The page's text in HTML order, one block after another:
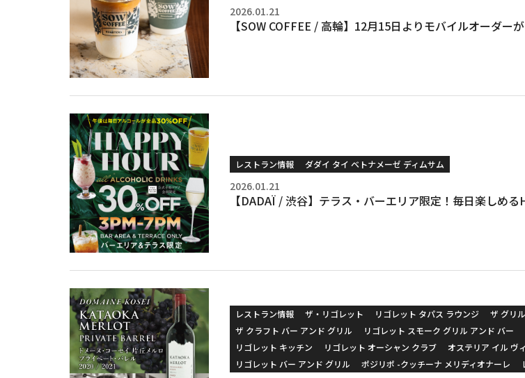
2026.01.21
【SOW COFFEE / 高輪】12月15日よりモバイルオーダー
レストラン情報 ダダイ タイ ベトナメーゼ ディムサム
2026.01.21
【DADAÏ / 渋谷】テラス・バーエリア限定！毎日楽しめる
レストラン情報 ザ・リゴレット リゴレット タパス ラウンジ ザ グリ
ザ クラフト バー アンド グリル
リゴレット スモーク グリル アンド バー
リゴレット キッチン
リゴレット オーシャン クラブ オステリア イル ヴ
リゴレット バー アンド グリル
ポジリポ -クッチーナ メリディオナーレ